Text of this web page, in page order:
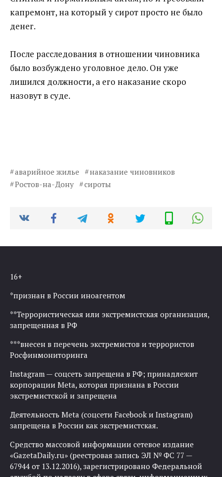
капремонт, на который у сирот просто не было
денег.
После расследования в отношении чиновника
было возбуждено уголовное дело. Он уже
лишился должности, а его наказание скоро
назовут в суде.
аварийное жилье
наказание чиновников
Ростов-на-Дону
сироты
16+
*признан в России иноагентом
**Террористическая или экстремистская организация,
запрещенная в РФ
***внесен в перечень экстремистов и террористов
Росфинмониторинга
Instagram — соцсеть запрещена в РФ; принадлежит
корпорации Meta, которая признана в России
экстремистской и запрещена
Деятельность Meta (соцсети Facebook и Instagram)
запрещена в России как экстремистская.
Средство массовой информации сетевое издание
«GazetaDaily.ru» (реестровая запись ЭЛ № ФС 77 —
67944 от 13.12.2016), зарегистрировано Федеральной